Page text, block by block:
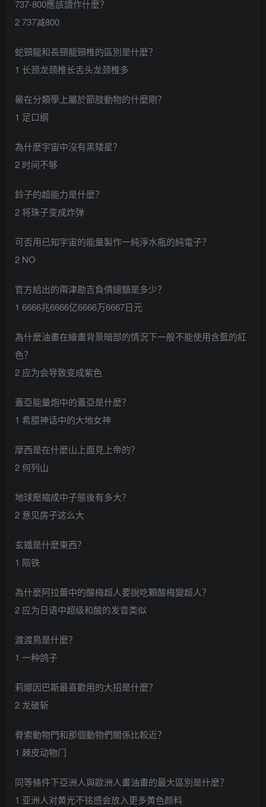
737-800應該讀作什麼？
2 737减800
蛇頸龍和長頸龍頸椎的區別是什麼？
1 长颈龙颈椎长舌头龙颈椎多
鱟在分類學上屬於節肢動物的什麼剛？
1 足口纲
為什麼宇宙中沒有黑矮星？
2 时间不够
鈴子的超能力是什麼？
2 将珠子变成炸弹
可否用已知宇宙的能量製作一純淨水瓶的純電子？
2 NO
官方給出的兩津勘吉負債總額是多少？
1 6666兆6666亿6666万6667日元
為什麼油畫在繪畫背景暗部的情況下一般不能使用含藍的紅
色？
2 应为会导致变成紫色
蓋亞能量炮中的蓋亞是什麼？
1 希腊神话中的大地女神
摩西是在什麼山上面見上帝的？
2 何列山
地球壓縮成中子態後有多大？
2 意见房子这么大
玄鐵是什麼東西？
1 陨铁
為什麼阿拉蕾中的酸梅超人要說吃顆酸梅變超人？
2 应为日语中超级和酸的发音类似
渡渡鳥是什麼？
1 一种鸽子
莉娜因巴斯最喜歡用的大招是什麼？
2 龙破斩
脊索動物門和那個動物們關係比較近？
1 棘皮动物门
同等條件下亞洲人與歐洲人畫油畫的最大區別是什麼？
1 亚洲人对黄光不铭感会放入更多黄色颜料